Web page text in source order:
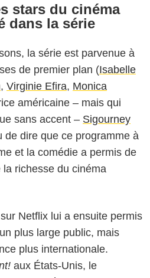
stars du cinéma
dans la série
la série est parvenue à
de premier plan (Isabelle
, Virginie Efira, Monica
américaine – mais qui
sans accent – Sigourney
de dire que ce programme à
et la comédie a permis de
richesse du cinéma
Netflix lui a ensuite permis
plus large public, mais
plus internationale.
aux États-Unis, le